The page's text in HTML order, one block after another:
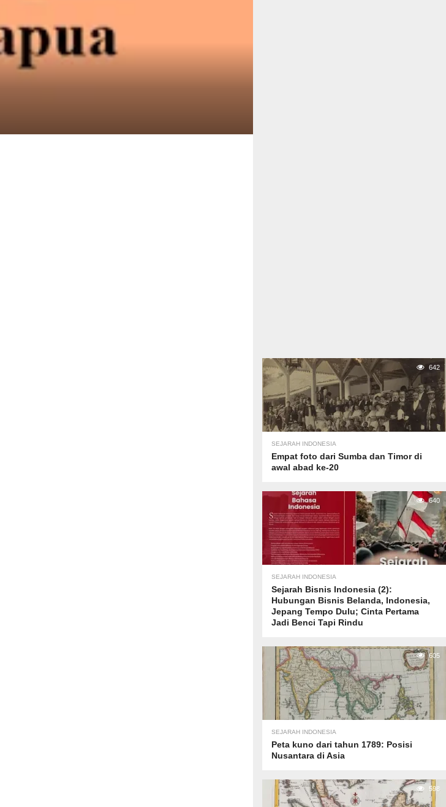
642
SEJARAH INDONESIA
Empat foto dari Sumba dan Timor di
awal abad ke-20
640
SEJARAH INDONESIA
Sejarah Bisnis Indonesia (2):
Hubungan Bisnis Belanda, Indonesia,
Jepang Tempo Dulu; Cinta Pertama
Jadi Benci Tapi Rindu
605
SEJARAH INDONESIA
Peta kuno dari tahun 1789: Posisi
Nusantara di Asia
598